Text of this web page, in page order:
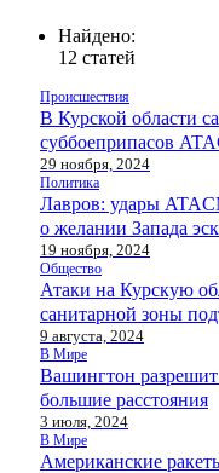
Найдено:
12 статей
Происшествия
В Курской области
суббоеприпасов
29 ноября, 2024
Политика
Лавров: удары
о желании Запада
19 ноября, 2024
Общество
Атаки на Курскую
санитарной зоны
9 августа, 2024
В Мире
Вашингтон разрешит
большие расстояния
3 июля, 2024
В Мире
Американские